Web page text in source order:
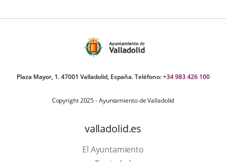
Plaza Mayor, 1. 47001 Valladolid, España. Teléfono:+34 983 426 100
Copyright 2025 - Ayuntamiento de Valladolid
valladolid.es
El Ayuntamiento